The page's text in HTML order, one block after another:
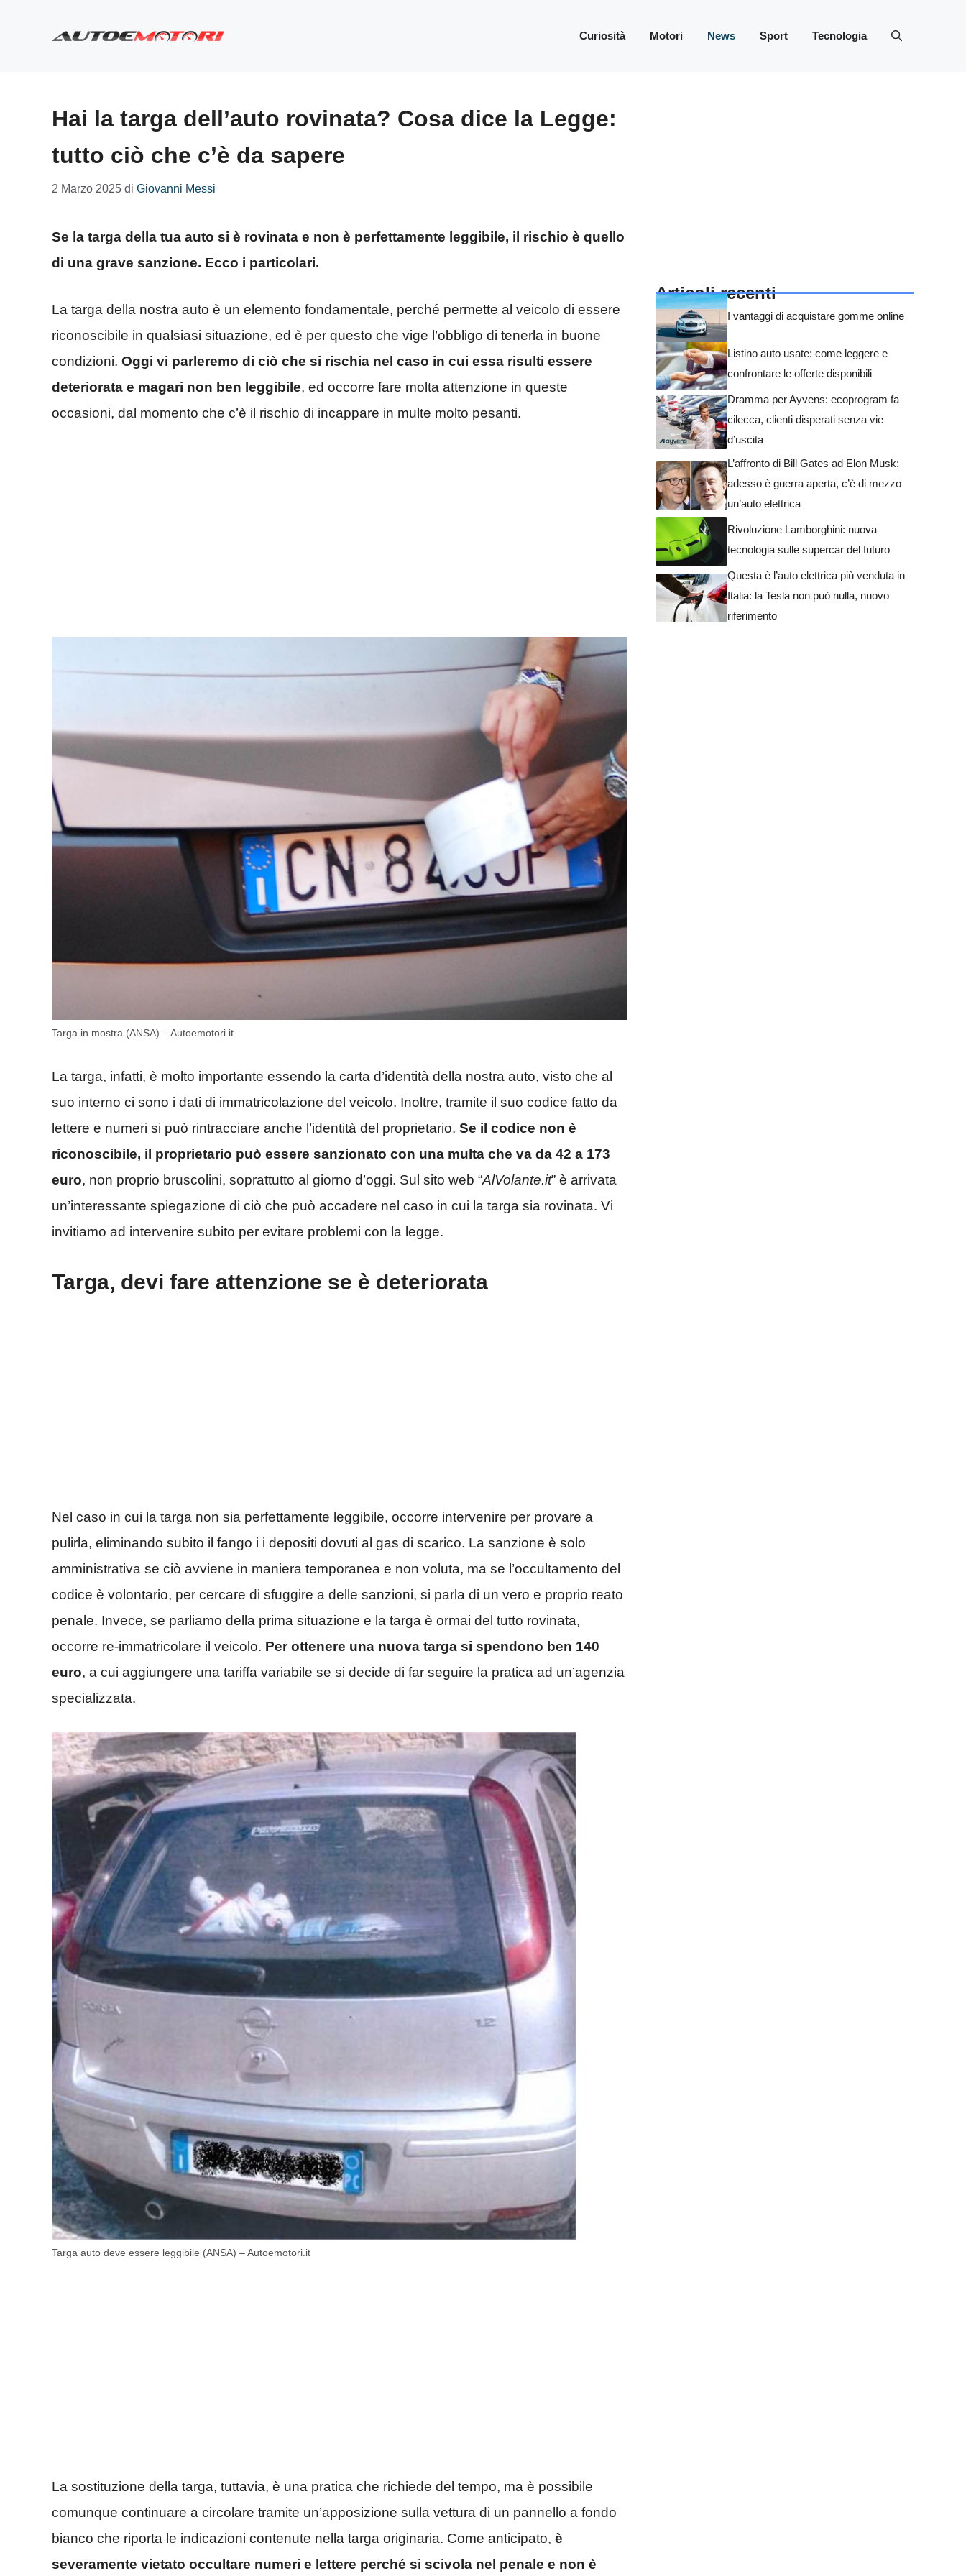
Curiosità Motori News Sport Tecnologia
Hai la targa dell’auto rovinata? Cosa dice la Legge:
tutto ciò che c’è da sapere
2 Marzo 2025 di Giovanni Messi
Se la targa della tua auto si è rovinata e non è perfettamente leggibile, il rischio è quello
di una grave sanzione. Ecco i particolari.
La targa della nostra auto è un elemento fondamentale, perché permette al veicolo di essere
riconoscibile in qualsiasi situazione, ed è per questo che vige l’obbligo di tenerla in buone
condizioni. Oggi vi parleremo di ciò che si rischia nel caso in cui essa risulti essere
deteriorata e magari non ben leggibile, ed occorre fare molta attenzione in queste
occasioni, dal momento che c’è il rischio di incappare in multe molto pesanti.
Targa in mostra (ANSA) – Autoemotori.it
La targa, infatti, è molto importante essendo la carta d’identità della nostra auto, visto che al
suo interno ci sono i dati di immatricolazione del veicolo. Inoltre, tramite il suo codice fatto da
lettere e numeri si può rintracciare anche l’identità del proprietario. Se il codice non è
riconoscibile, il proprietario può essere sanzionato con una multa che va da 42 a 173
euro, non proprio bruscolini, soprattutto al giorno d’oggi. Sul sito web “AlVolante.it” è arrivata
un’interessante spiegazione di ciò che può accadere nel caso in cui la targa sia rovinata. Vi
invitiamo ad intervenire subito per evitare problemi con la legge.
Targa, devi fare attenzione se è deteriorata
Nel caso in cui la targa non sia perfettamente leggibile, occorre intervenire per provare a
pulirla, eliminando subito il fango i i depositi dovuti al gas di scarico. La sanzione è solo
amministrativa se ciò avviene in maniera temporanea e non voluta, ma se l’occultamento del
codice è volontario, per cercare di sfuggire a delle sanzioni, si parla di un vero e proprio reato
penale. Invece, se parliamo della prima situazione e la targa è ormai del tutto rovinata,
occorre re-immatricolare il veicolo. Per ottenere una nuova targa si spendono ben 140
euro, a cui aggiungere una tariffa variabile se si decide di far seguire la pratica ad un’agenzia
specializzata.
Targa auto deve essere leggibile (ANSA) – Autoemotori.it
La sostituzione della targa, tuttavia, è una pratica che richiede del tempo, ma è possibile
comunque continuare a circolare tramite un’apposizione sulla vettura di un pannello a fondo
bianco che riporta le indicazioni contenute nella targa originaria. Come anticipato, è
severamente vietato occultare numeri e lettere perché si scivola nel penale e non è
Articoli recenti
I vantaggi di acquistare gomme online
Listino auto usate: come leggere e
confrontare le offerte disponibili
Dramma per Ayvens: ecoprogram fa
cilecca, clienti disperati senza vie
d’uscita
L’affronto di Bill Gates ad Elon Musk:
adesso è guerra aperta, c’è di mezzo
un’auto elettrica
Rivoluzione Lamborghini: nuova
tecnologia sulle supercar del futuro
Questa è l’auto elettrica più venduta in
Italia: la Tesla non può nulla, nuovo
riferimento